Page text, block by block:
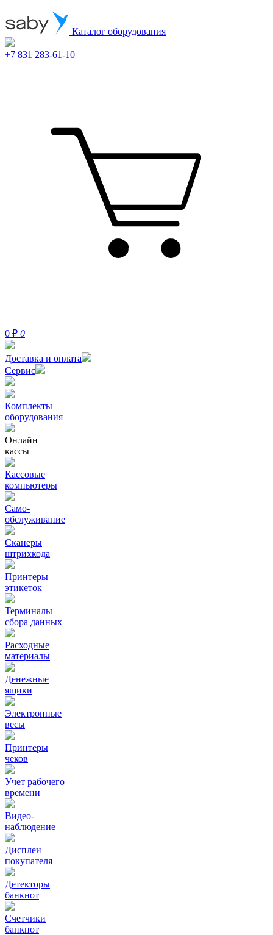
Каталог оборудования
+7 831 283-61-10
0 ₽ 0
Доставка и оплата
Сервис
Комплекты
оборудования
Онлайн
кассы
Кассовые
компьютеры
Само-
обслуживание
Сканеры
штрихкода
Принтеры
этикеток
Терминалы
сбора данных
Расходные
материалы
Денежные
ящики
Электронные
весы
Принтеры
чеков
Учет рабочего
времени
Видео‑
наблюдение
Дисплеи
покупателя
Детекторы
банкнот
Счетчики
банкнот